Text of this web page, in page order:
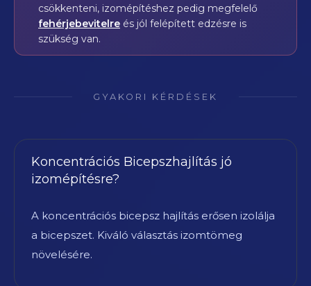
csökkenteni, izomépítéshez pedig megfelelő
fehérjebevitelre és jól felépített edzésre is
szükség van.
GYAKORI KÉRDÉSEK
Koncentrációs Bicepszhajlítás jó
izomépítésre?
A koncentrációs bicepsz hajlítás erősen izolálja
a bicepszet. Kiváló választás izomtömeg
növelésére.